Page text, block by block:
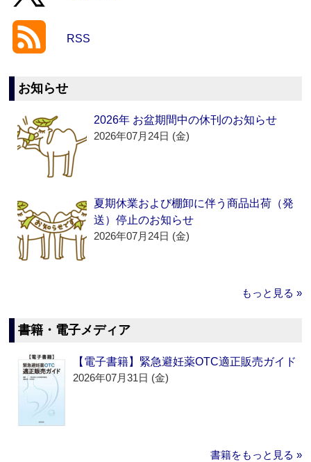
RSS
お知らせ
2026年 お盆期間中の休刊のお知らせ
2026年07月24日 (金)
夏期休業および棚卸に伴う商品出荷（発
送）停止のお知らせ
2026年07月24日 (金)
もっと見る »
書籍・電子メディア
【電子書籍】緊急避妊薬OTC適正販売ガイド
2026年07月31日 (金)
書籍をもっと見る »